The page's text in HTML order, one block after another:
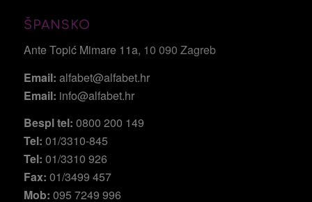
ŠPANSKO
Ante Topić Mimare 11a, 10 090 Zagreb
Email: alfabet@alfabet.hr
Email: info@alfabet.hr
Bespl tel: 0800 200 149
Tel: 01/3310-845
Tel: 01/3310 926
Fax: 01/3499 457
Mob: 095 7249 996